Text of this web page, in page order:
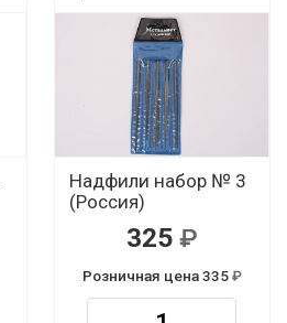
Надфили набор № 3
(Россия)
325
Розничная цена 335